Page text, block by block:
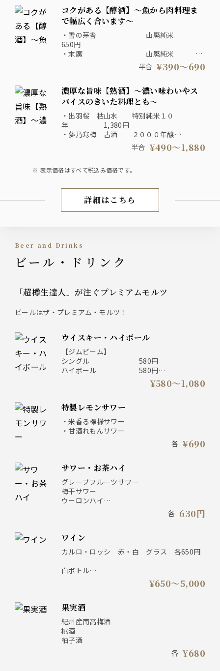
・あたごのまつ 本醸造 490円
・雨後の月 純米 590円
コクがある【醇酒】～魚から肉料理ま
で幅広く合います～
・雪の茅舎 山廃純米
650円
・末廣 山廃純米
・惣誉 生もと純米
・鳳陽 超辛口 純米
590円
390円
・竹岡 総の舞 特別純米
690円
・金陵 純米
・吉乃川 純米
490円
半合 ¥390〜690
濃厚な旨味【熟酒】～濃い味わいやス
パイスのきいた料理とも～
・出羽桜 枯山水 特別純米１０
年 1,380円
・夢乃寒梅 古酒 ２０００年醸
・達磨正宗 純米３
・辨天娘 玉栄 純
・剣菱 黒松 山腐本醸造１ー５
年 490円
半合 ¥490〜1,880
表示価格はすべて税込み価格です。
日本酒
詳細はこちら
Beer and Drinks
ビール・ドリンク
「超樽生達人」が注ぐプレミアムモルツ
ビールはザ・プレミアム・モルツ！
ウイスキー・ハイボール
【ジムビーム】
シングル 580円
ハイボール 580円
メガハイボール 780円
ハイボール 680円
メガハイボール 880円
【知多】
シングル 980円
シングル 1,080円
ハイボール 1,080円
¥580〜1,080
特製レモンサワー
・米香る檸檬サワー
・甘酒れもんサワー
各 ¥690
サワー・お茶ハイ
グレープフルーツサワー
梅干サワー
ウーロンハイ
各 630円
ワイン
カルロ・ロッシ 赤・白 グラス 各650円
白ボトル
ラ フォン フランセーズ 3,900円
ロミオ フリウリ ソーヴィニヨンブラン
赤ボトル
シャトー モントルドン 3,900円
レオナルド キャンティ 5,000円
¥650〜5,000
果実酒
紀州産南高梅酒
桃酒
柚子酒
各 ¥680